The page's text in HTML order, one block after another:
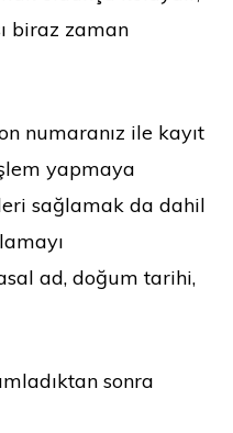
biraz zaman
numaranız ile kayıt
yapmaya
sağlamak da dahil
ad, doğum tarihi,
sonra